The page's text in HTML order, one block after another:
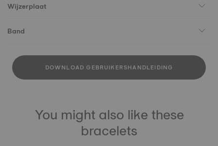
Wijzerplaat
Band
DOWNLOAD GEBRUIKERSHANDLEIDING
You might also like these
bracelets